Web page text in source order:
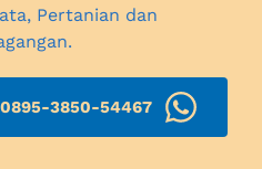
Pertanian dan
3850-54467